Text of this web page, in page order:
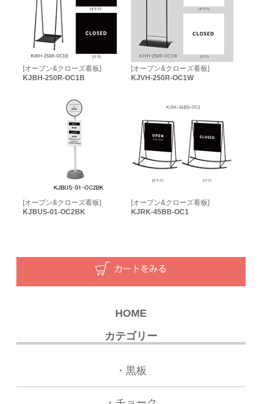
[オープン&クローズ看板]
KJBH-250R-OC1B
[オープン&クローズ看板]
KJVH-250R-OC1W
[オープン&クローズ看板]
KJBUS-01-OC2BK
[オープン&クローズ看板]
KJRK-45BB-OC1
HOME
カテゴリー
・黒板